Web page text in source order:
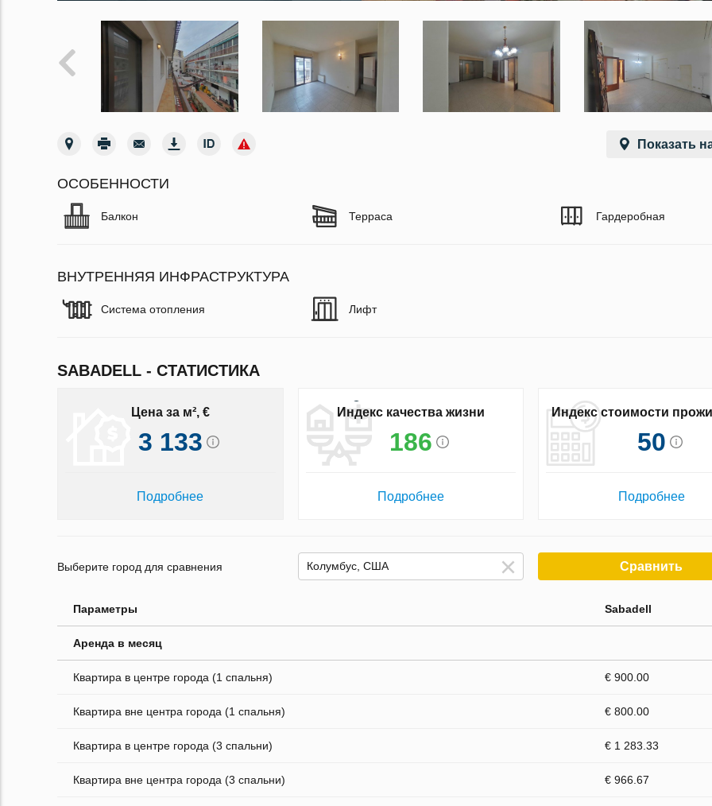
Показать
ОСОБЕННОСТИ
Балкон Терраса Гардеробная
ВНУТРЕННЯЯ ИНФРАСТРУКТУРА
Система отопления Лифт
SABADELL - СТАТИСТИКА
Цена за м², €
3 133
Подробнее
Индекс качества жизни
186
Подробнее
Индекс стоимости
50
Подробнее
Выберите город для сравнения Сравнить
Параметры Sabadell
Аренда в месяц
Квартира в центре города (1 спальня) € 900.00
Квартира вне центра города (1 спальня) € 800.00
Квартира в центре города (3 спальни) € 1 283.33
Квартира вне центра города (3 спальни) € 966.67